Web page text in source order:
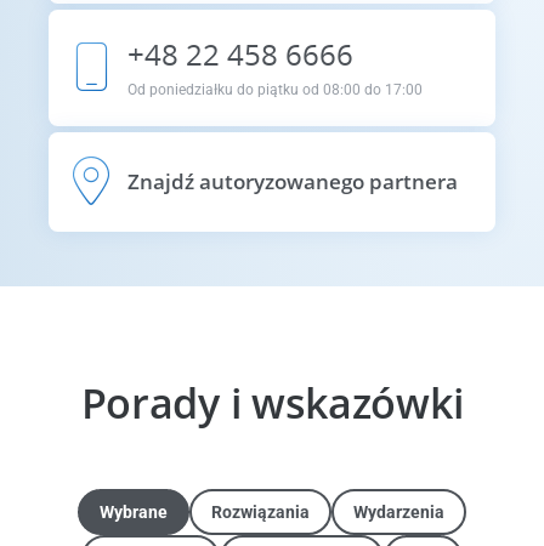
+48 22 458 6666
Od poniedziałku do piątku od 08:00 do 17:00
Znajdź autoryzowanego partnera
Porady i wskazówki
Wybrane Rozwiązania Wydarzenia